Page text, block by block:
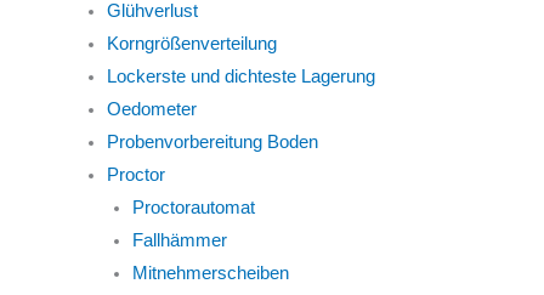
Glühverlust
Korngrößenverteilung
Lockerste und dichteste Lagerung
Oedometer
Probenvorbereitung Boden
Proctor
Proctorautomat
Fallhämmer
Mitnehmerscheiben